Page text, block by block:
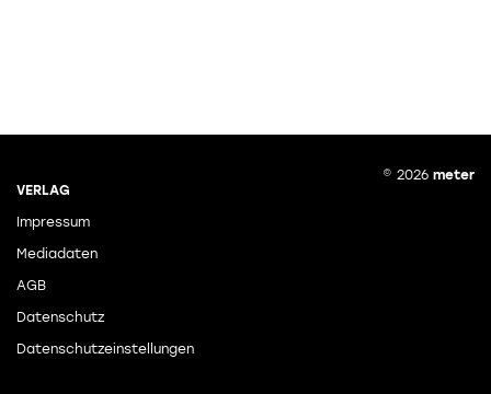
VERLAG
Impressum
Mediadaten
AGB
Datenschutz
Datenschutzeinstellungen
© 2026 meter